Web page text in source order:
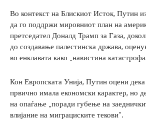
Во контекст на Блискиот Исток, Путин
да го поддржи мировниот план на
претседател Доналд Трамп за Газа,
до создавање палестинска држава,
во енклавата како „навистина
Кон Европската Унија, Путин оцени дека
првично имала економски карактер, но
на опаѓање „поради губење на
влијание на миграциските текови“.